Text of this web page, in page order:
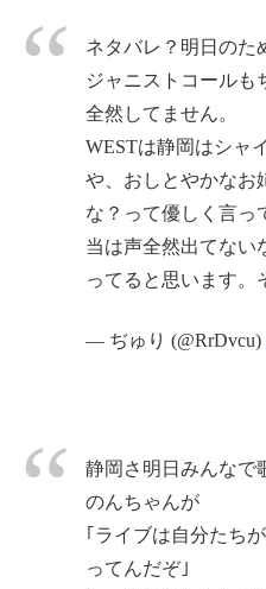
ネタバレ？明日のた
ジャニストコールも
全然してません。
WESTは静岡はシャ
や、おしとやかなお
な？って優しく言っ
当は声全然出てない
ってると思います。
— ぢゅり (@RrDvcu)
静岡さ明日みんなで
のんちゃんが
｢ライブは自分たち
ってんだぞ｣